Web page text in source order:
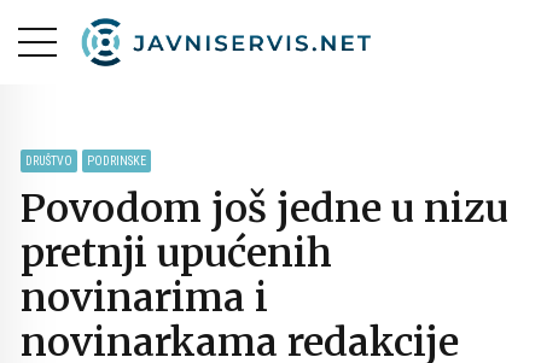
DRUŠTVO PODRINSKE
Povodom još jedne u nizu
pretnji upućenih
novinarima i
novinarkama redakcije